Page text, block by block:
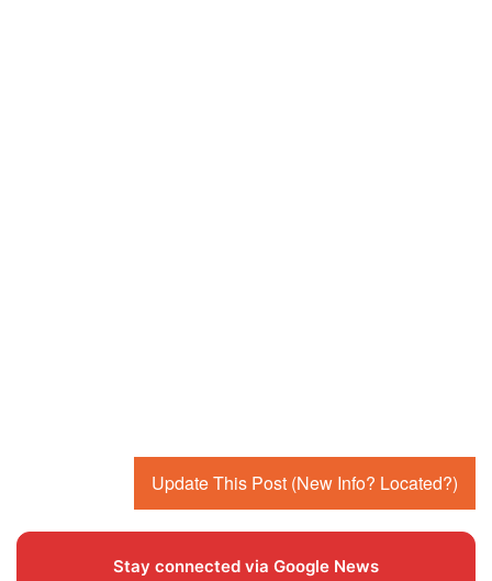
Update This Post (New Info? Located?)
Stay connected via Google News